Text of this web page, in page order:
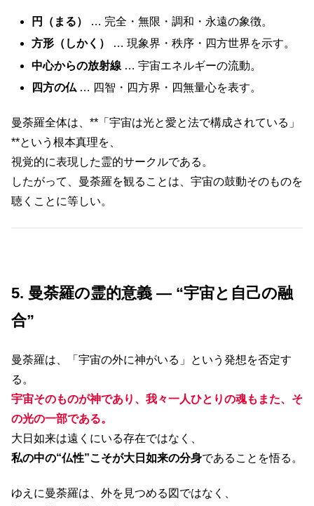
円（まる）
… 完全・無限・調和・永遠の象徴。
方形（しかく）
… 現象界・秩序・四方世界を示す。
中心からの放射線 … 宇宙エネルギーの流動。
四方の仏 … 四智・四方界・四無量心を表す。
曼荼羅全体は、**「宇宙は光と愛と法で構成されている」
**という根本真理を、
視覚的に表現した霊的サークルである。
したがって、曼荼羅を観ることは、宇宙の鼓動そのものを
聴くことに等しい。
5. 曼荼羅の霊的意義 ― “宇宙と自己の融
合”
曼荼羅は、「宇宙の外に神がいる」という発想を否定す
る。
宇宙そのものが神であり、我々一人ひとりの魂もまた、そ
の光の一部である。
大日如来は遠くにいる存在ではなく、
私の中の“仏性”こそが大日如来の分身であることを悟る。
ゆえに曼荼羅は、外を見つめる図ではなく、